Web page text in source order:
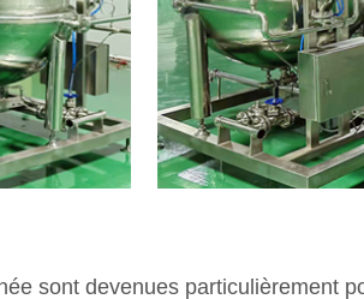
sont devenues particulièrement